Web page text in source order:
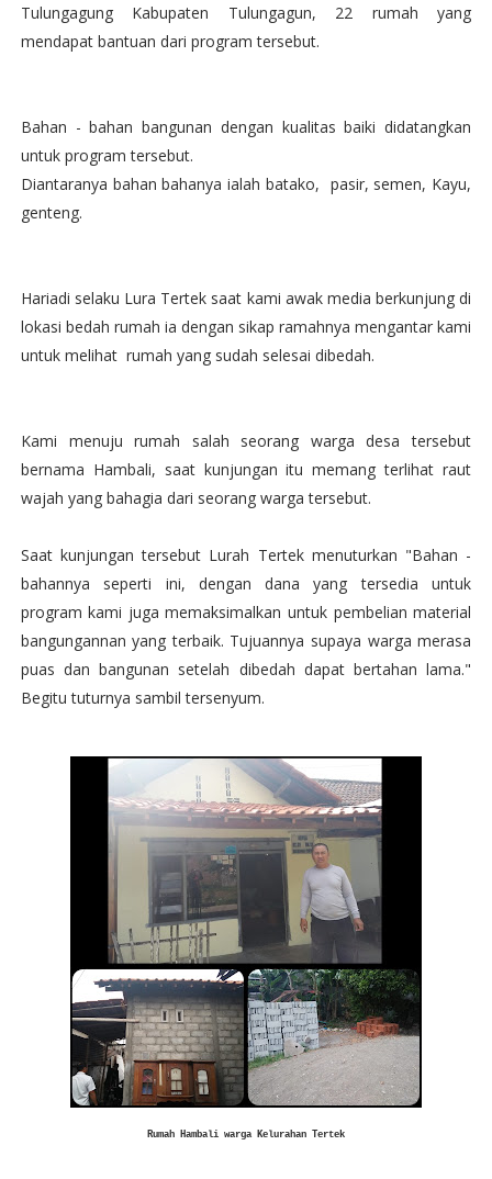
Tulungagung Kabupaten Tulungagun, 22 rumah yang
mendapat bantuan dari program tersebut.
Bahan - bahan bangunan dengan kualitas baiki didatangkan
untuk program tersebut.
Diantaranya bahan bahanya ialah batako, pasir, semen, Kayu,
genteng.
Hariadi selaku Lura Tertek saat kami awak media berkunjung di
lokasi bedah rumah ia dengan sikap ramahnya mengantar kami
untuk melihat rumah yang sudah selesai dibedah.
Kami menuju rumah salah seorang warga desa tersebut
bernama Hambali, saat kunjungan itu memang terlihat raut
wajah yang bahagia dari seorang warga tersebut.
Saat kunjungan tersebut Lurah Tertek menuturkan "Bahan -
bahannya seperti ini, dengan dana yang tersedia untuk
program kami juga memaksimalkan untuk pembelian material
bangungannan yang terbaik. Tujuannya supaya warga merasa
puas dan bangunan setelah dibedah dapat bertahan lama."
Begitu tuturnya sambil tersenyum.
Rumah Hambali warga Kelurahan Tertek